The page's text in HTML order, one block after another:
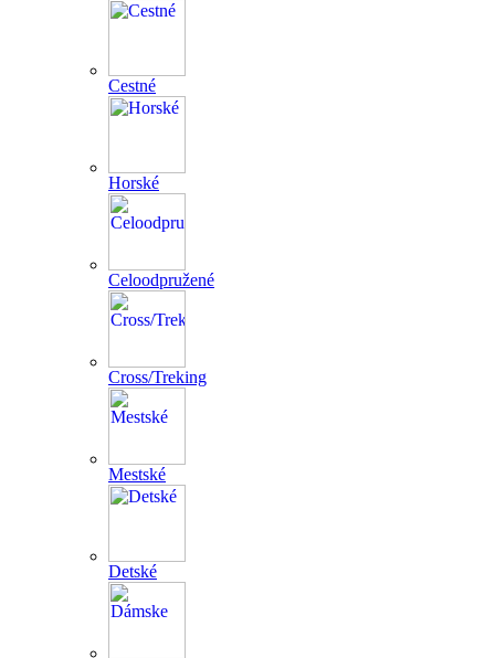
Cestné
Horské
Celoodpružené
Cross/Treking
Mestské
Detské